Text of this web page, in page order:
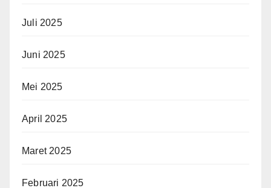
Juli 2025
Juni 2025
Mei 2025
April 2025
Maret 2025
Februari 2025